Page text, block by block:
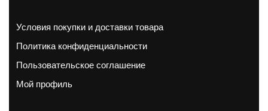
Условия покупки и доставки товара
Политика конфиденциальности
Пользовательское соглашение
Мой профиль